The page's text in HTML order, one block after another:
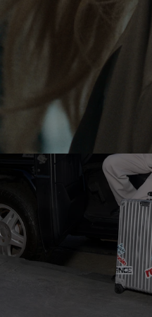
DEMPEN
TE
HEFFEN